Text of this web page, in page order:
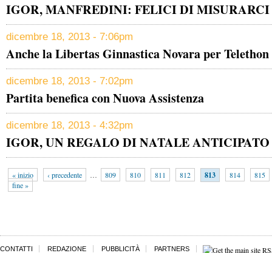
IGOR, MANFREDINI: FELICI DI MISURARCI
dicembre 18, 2013 - 7:06pm
Anche la Libertas Ginnastica Novara per Telethon
dicembre 18, 2013 - 7:02pm
Partita benefica con Nuova Assistenza
dicembre 18, 2013 - 4:32pm
IGOR, UN REGALO DI NATALE ANTICIPATO
« inizio ‹ precedente … 809 810 811 812 813 814
815
fine »
CONTATTI REDAZIONE PUBBLICITÀ PARTNERS